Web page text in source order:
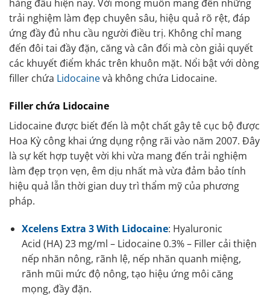
hàng đầu hiện nay. Với mong muốn mang đến những
trải nghiệm làm đẹp chuyên sâu, hiệu quả rõ rệt, đáp
ứng đầy đủ nhu cầu người điều trị. Không chỉ mang
đến đôi tai đầy đặn, căng và cân đối mà còn giải quyết
các khuyết điểm khác trên khuôn mặt. Nổi bật với dòng
filler chứa Lidocainevà không chứa Lidocaine.
Filler chứa Lidocaine
Lidocaine được biết đến là một chất gây tê cục bộ được
Hoa Kỳ công khai ứng dụng rộng rãi vào năm 2007. Đây
là sự kết hợp tuyệt vời khi vừa mang đến trải nghiệm
làm đẹp trọn vẹn, êm dịu nhất mà vừa đảm bảo tính
hiệu quả lẫn thời gian duy trì thẩm mỹ của phương
pháp.
Xcelens Extra 3 With Lidocaine: Hyaluronic
Acid (HA) 23 mg/ml – Lidocaine 0.3% – Filler cải thiện
nếp nhăn nông, rãnh lệ, nếp nhăn quanh miệng,
rãnh mũi mức độ nông, tạo hiệu ứng môi căng
mọng, đầy đặn.